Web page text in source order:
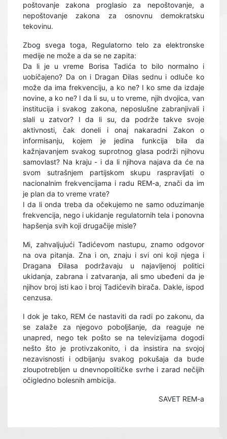
poštovanje zakona proglasio za nepoštovanje, a
nepoštovanje zakona za osnovnu demokratsku
tekovinu.
Zbog svega toga, Regulatorno telo za elektronske
medije ne može a da se ne zapita:
Da li je u vreme Borisa Tadića to bilo normalno i
uobičajeno? Da on i Dragan Đilas sednu i odluče ko
može da ima frekvenciju, a ko ne? I ko sme da izdaje
novine, a ko ne? I da li su, u to vreme, njih dvojica, van
institucija i svakog zakona, neposlušne zabranjivali i
slali u zatvor? I da li su, da podrže takve svoje
aktivnosti, čak doneli i onaj nakaradni Zakon o
informisanju, kojem je jedina funkcija bila da
kažnjavanjem svakog suprotnog glasa podrži njihovu
samovlast? Na kraju - i da li njihova najava da će na
svom sutrašnjem partijskom skupu raspravljati o
nacionalnim frekvencijama i radu REM-a, znači da im
je plan da to vreme vrate?
I da li onda treba da očekujemo ne samo oduzimanje
frekvencija, nego i ukidanje regulatornih tela i ponovna
hapšenja svih koji drugačije misle?
Mi, zahvaljujući Tadićevom nastupu, znamo odgovor
na ova pitanja. Zna i on, znaju i svi oni koji njega i
Dragana Đilasa podržavaju u najavljenoj politici
ukidanja, zabrana i zatvaranja, ali smo ubeđeni da je
njihov broj isti kao i broj Tadićevih birača. Dakle, ispod
cenzusa.
I dok je tako, REM će nastaviti da radi po zakonu, da
se zalaže za njegovo poboljšanje, da reaguje ne
unapred, nego tek pošto se na televizijama dogodi
nešto što je protivzakonito, i da insistira na svojoj
nezavisnosti i odbijanju svakog pokušaja da bude
zloupotrebljen u dnevnopolitičke svrhe i zarad nečijih
očigledno bolesnih ambicija.
SAVET REM-a